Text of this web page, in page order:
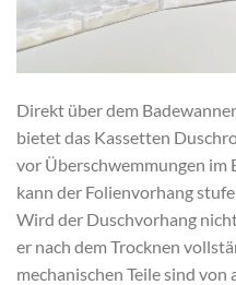
Direkt über dem
bietet das Kassetten
vor Überschwemmungen im
kann der Folienvorhang
Wird der Duschvorhang
er nach dem Trocknen
mechanischen Teile sind